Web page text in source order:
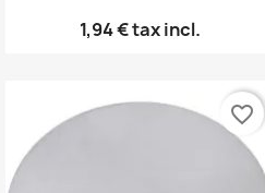
1,94 €tax incl.
favorite_border